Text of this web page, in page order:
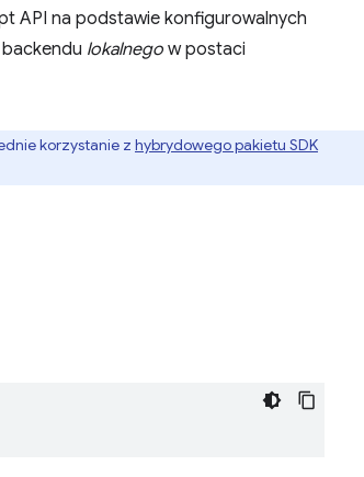
API na podstawie konfigurowalnych
lokalnego w postaci
korzystanie z hybrydowego pakietu SDK